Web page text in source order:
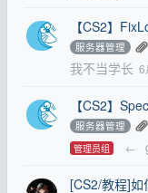
【CS2】
服务器管理
我不当学长 6
【CS2】
服务器管理
管理员组 ←
[CS2/教程]如